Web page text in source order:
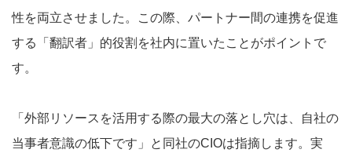
性を両立させました。この際、パートナー間の連携を促進
する「翻訳者」的役割を社内に置いたことがポイントで
す。
「外部リソースを活用する際の最大の落とし穴は、自社の
当事者意識の低下です」と同社のCIOは指摘します。実